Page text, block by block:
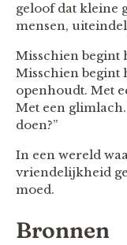
geloof dat kleine
mensen,
Misschien begint
Misschien begint
openhoudt. Met
Met een
doen?”
In een wereld
vriendelijkheid
moed.
Bronnen